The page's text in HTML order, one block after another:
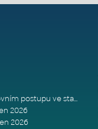
Bluebeam v propojeném pracovním postupu ve stavebnictví: Proč je int
2026
2026